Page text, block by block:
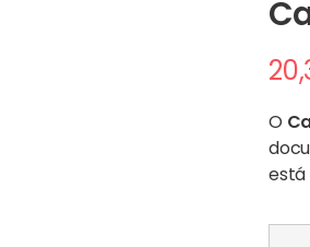
O
está